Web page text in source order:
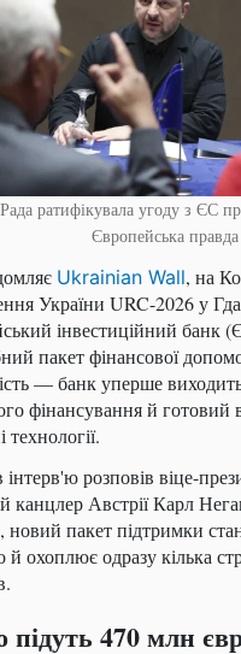
ратифікувала угоду з ЄС
Європейська правда
Ukrainian Wall, на
України URC-2026 у
інвестиційний банк
пакет фінансової
— банк уперше
фінансування й готовий
технології.
розповів віце-
канцлер Австрії Карл
новий пакет підтримки
й охоплює одразу кілька
470 млн